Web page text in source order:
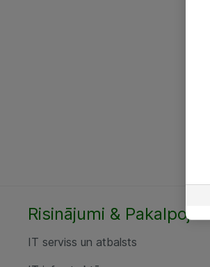
Risinājumi & Pakalpojumi
IT serviss un atbalsts